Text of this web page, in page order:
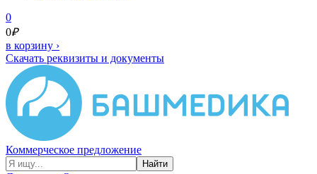
0
0₽
в корзину ›
Скачать реквизиты и документы
Коммерческое предложение
Найти